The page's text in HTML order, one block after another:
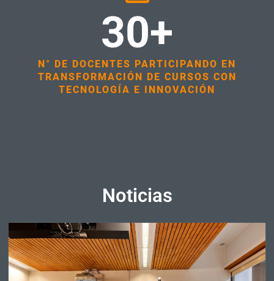
30+
N° DE DOCENTES PARTICIPANDO EN
TRANSFORMACIÓN DE CURSOS CON
TECNOLOGÍA E INNOVACIÓN
Noticias